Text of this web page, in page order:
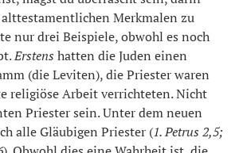
Merkmalen zu
nur drei Beispiele, obwohl es noch
Erstens hatten die Juden einen
(die Leviten), die Priester waren
religiöse Arbeit verrichteten. Nicht
Priester sein. Unter dem neuen
alle Gläubigen Priester (1. Petrus 2,5;